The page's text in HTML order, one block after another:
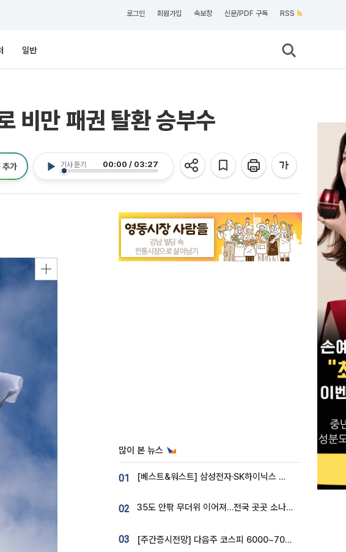
로그인 회원가입 속보창 신문/PDF 구독 RSS
일반
비만 패권 탈환 승부수
기사 듣기 00:00 / 03:27
추가
많이 본 뉴스
01 [베스트&워스트] 삼성전자·SK하이닉스 밀린 한 주…상상인증권은 85% 급등
02 35도 안팎 무더위 이어져…전국 곳곳 소나기 [오늘 날씨]
03 [주간증시전망] 다음주 코스피 6000~7000⋯“外人 수급은 정책이 변수”